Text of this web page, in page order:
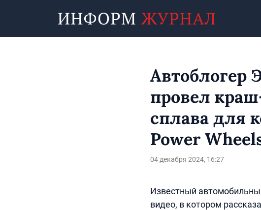
Автоблогер
провел
сплава для
Power
04 декабря 2024, 16:27
Известный
видео, в котором